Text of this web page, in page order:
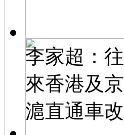
李家超：往
來香港及京
滬直通車改